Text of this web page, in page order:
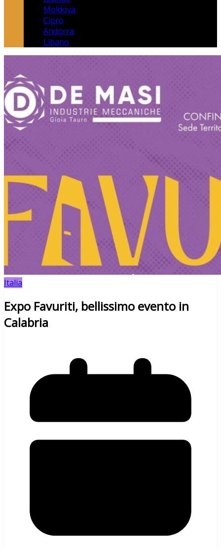
Moldova
Cipro
Andorra
Libano
Italia
Expo Favuriti, bellissimo evento in
Calabria